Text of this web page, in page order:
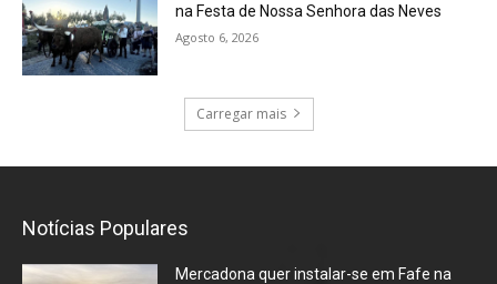
na Festa de Nossa Senhora das Neves
Agosto 6, 2026
Carregar mais
Notícias Populares
Mercadona quer instalar-se em Fafe na